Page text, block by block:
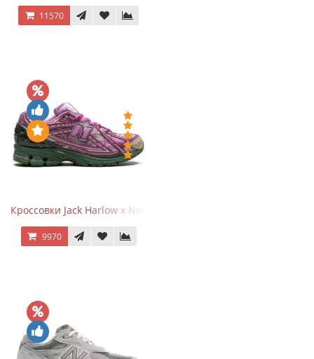
11570
Кроссовки Jack Harlow x New Balance 1906r Kentucky Derby
9970